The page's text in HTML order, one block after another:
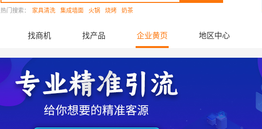
热门搜索： 家具清洗 集成墙面 火锅 烧烤 奶茶
找商机 找产品 企业黄页 地区中心